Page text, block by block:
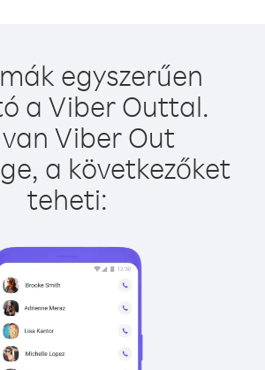
egyszerűen
a Viber Outtal.
Viber Out
a következőket
teheti: